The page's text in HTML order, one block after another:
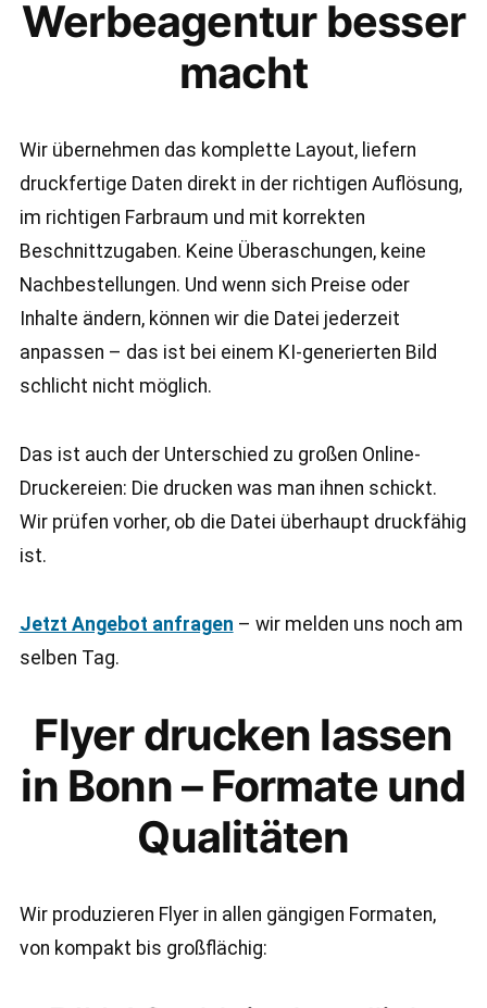
Werbeagentur besser
macht
Wir übernehmen das komplette Layout, liefern
druckfertige Daten direkt in der richtigen Auflösung,
im richtigen Farbraum und mit korrekten
Beschnittzugaben. Keine Überaschungen, keine
Nachbestellungen. Und wenn sich Preise oder
Inhalte ändern, können wir die Datei jederzeit
anpassen – das ist bei einem KI-generierten Bild
schlicht nicht möglich.
Das ist auch der Unterschied zu großen Online-
Druckereien: Die drucken was man ihnen schickt.
Wir prüfen vorher, ob die Datei überhaupt druckfähig
ist.
Jetzt Angebot anfragen – wir melden uns noch am
selben Tag.
Flyer drucken lassen
in Bonn – Formate und
Qualitäten
Wir produzieren Flyer in allen gängigen Formaten,
von kompakt bis großflächig: